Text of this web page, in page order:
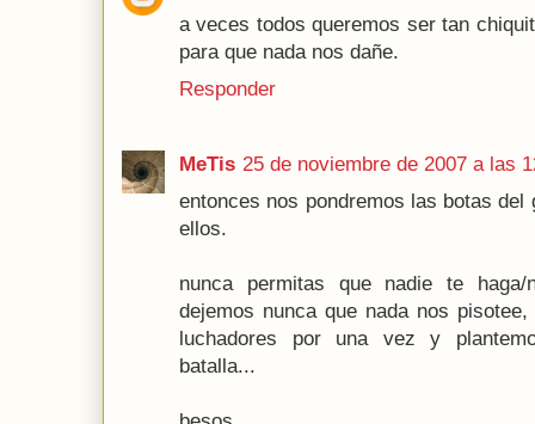
a veces todos queremos ser tan
para que nada nos dañe.
Responder
MeTis 25 de noviembre de 2007 a las
entonces nos pondremos las botas
ellos.
nunca permitas que nadie te
dejemos nunca que nada nos
luchadores por una vez y
batalla...